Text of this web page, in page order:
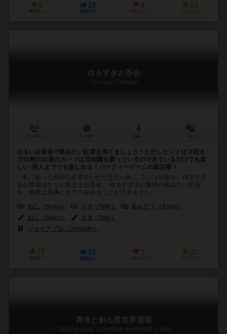
6
興味あり
10
経験あり
4
お気に入り
12
持ってる
ゆるすぎお茶会
Yurusugi Ochakai
ゆるいお茶会で飲みたい紅茶を当てましょう！ただしヒントは３回ま
で32枚のお茶のカードは豆知識も乗っているので見ているだけでも楽
しい♪何人まででも楽しめる！パーティーゲームの新定番！
「私にあった知的な紅茶をいただきたいわ」 ここは何故か、ゆるすぎ
るお客様ばかりが集まるお茶会。 ゆるすぎるお客様の飲みたい紅茶
を、執事は見事に当ててみせることができるでし...
ねこ（Neko）
トキ（Toki）
あんどう（Ando）
ねこ（Neko）
とき（Toki）
ジョイアブル（Joyable）
27
興味あり
31
経験あり
3
お気に入り
41
持ってる
勇者と創る異世界酒場
Creating a bar in another world with a hero